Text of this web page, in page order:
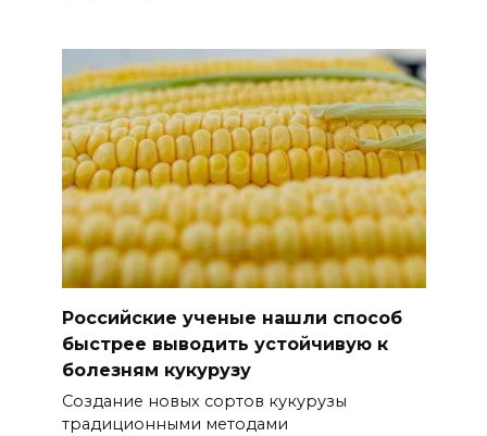
Российские ученые нашли способ
быстрее выводить устойчивую к
болезням кукурузу
Создание новых сортов кукурузы
традиционными методами